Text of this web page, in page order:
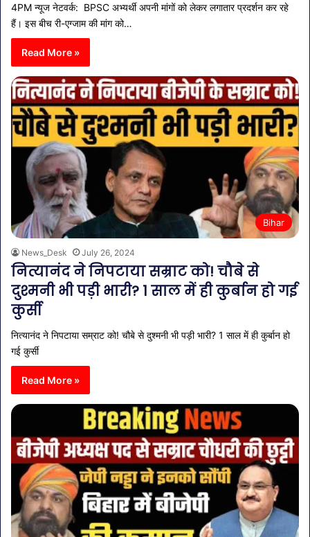
4PM न्यूज नेटवर्क: BPSC अभ्यर्थी अपनी मांगों को लेकर लगातार प्रदर्शन कर रहे
हैं। इस बीच री-एग्जाम की मांग को…
Read More »
Bihar
News_Desk July 26, 2024
नित्यानंद ने निपटाया सम्राट को! चौबे से
दुश्मनी भी पड़ी भारी? 1 साल में ही कुर्बान हो गई
कुर्सी
नित्यानंद ने निपटाया सम्राट को! चौबे से दुश्मनी भी पड़ी भारी? 1 साल में ही कुर्बान हो
गई कुर्सी
Read More »